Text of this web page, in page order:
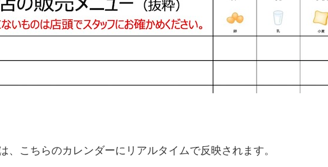
、こちらのカレンダーにリアルタイムで反映されます。